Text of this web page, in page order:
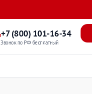
+7 (800) 101-16-34
Звонок по РФ бесплатный